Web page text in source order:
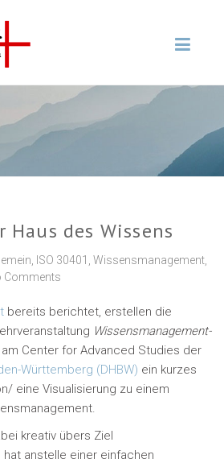
Haus des Wissens
ISO 30401 ,Wissensmanagement
Comments
bereits berichtet, erstellen die
Wissensmanagement-
am Center for Advanced Studies der
Württemberg (DHBW) ein kurzes
eine Visualisierung zu einem
kreativ übers Ziel
anstelle einer einfachen